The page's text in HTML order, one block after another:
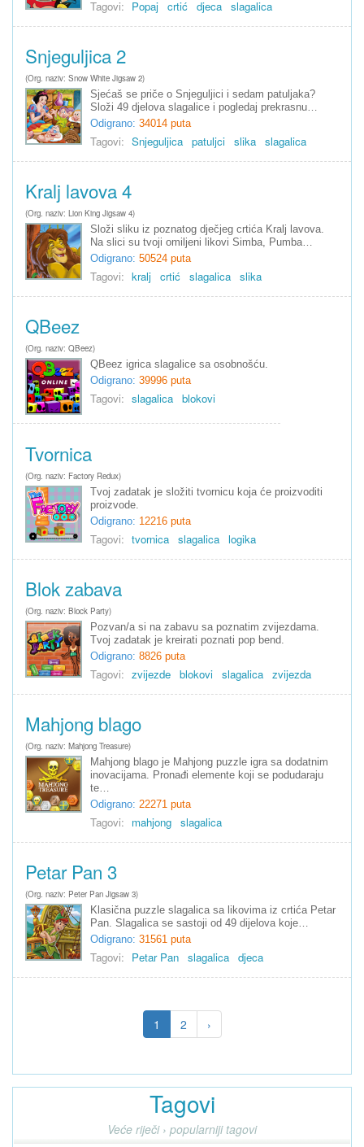
Tagovi: Popaj crtić djeca slagalica
Snjeguljica 2
(Org. naziv: Snow White Jigsaw 2)
Sjećaš se priče o Snjeguljici i sedam patuljaka?
Složi 49 djelova slagalice i pogledaj prekrasnu…
Odigrano: 34014 puta
Tagovi: Snjeguljica patuljci slika slagalica
Kralj lavova 4
(Org. naziv: Lion King Jigsaw 4)
Složi sliku iz poznatog dječjeg crtića Kralj lavova.
Na slici su tvoji omiljeni likovi Simba, Pumba…
Odigrano: 50524 puta
Tagovi: kralj crtić slagalica slika
QBeez
(Org. naziv: QBeez)
QBeez igrica slagalice sa osobnošću.
Odigrano: 39996 puta
Tagovi: slagalica blokovi
Tvornica
(Org. naziv: Factory Redux)
Tvoj zadatak je složiti tvornicu koja će proizvoditi
proizvode.
Odigrano: 12216 puta
Tagovi: tvornica slagalica logika
Blok zabava
(Org. naziv: Block Party)
Pozvan/a si na zabavu sa poznatim zvijezdama.
Tvoj zadatak je kreirati poznati pop bend.
Odigrano: 8826 puta
Tagovi: zvijezde blokovi slagalica zvijezda
Mahjong blago
(Org. naziv: Mahjong Treasure)
Mahjong blago je Mahjong puzzle igra sa dodatnim
inovacijama. Pronađi elemente koji se podudaraju
te…
Odigrano: 22271 puta
Tagovi: mahjong slagalica
Petar Pan 3
(Org. naziv: Peter Pan Jigsaw 3)
Klasična puzzle slagalica sa likovima iz crtića Petar
Pan. Slagalica se sastoji od 49 dijelova koje…
Odigrano: 31561 puta
Tagovi: Petar Pan slagalica djeca
1 2 ›
Tagovi
Veće riječi › popularniji tagovi